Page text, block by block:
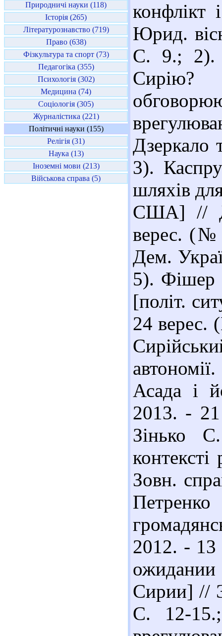
Природничі науки (118)
Історія (265)
Літературознавство (719)
Право (638)
Фізкультура та спорт (73)
Педагогіка (355)
Психологія (302)
Медицина (74)
Соціологія (305)
Журналістика (221)
Політичні науки (155)
Релігія (31)
Наука (13)
Іноземні мови (213)
Військова справа (5)
конфлікт
Юрид.
С. 9.; 2).
3).
шляхів
США] //
верес. (№
Дем.
5). Фішер
[політ.
24
Асада і
2013. -
Зінько
Зовн.
2012. -
Сирии] //
С. 12-